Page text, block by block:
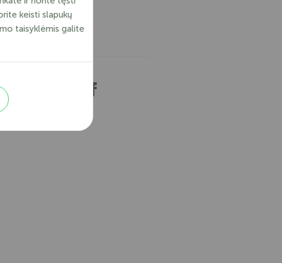
keisti slapukų
taisyklėmis galite